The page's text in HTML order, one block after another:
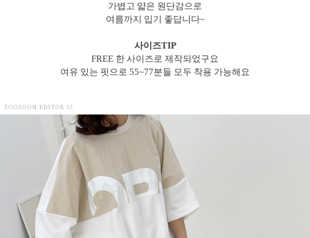
가볍고 얇은 원단감으로
여름까지 입기 좋답니다~
사이즈TIP
FREE 한 사이즈로 제작되었구요
여유 있는 핏으로 55~77분들 모두 착용 가능해요